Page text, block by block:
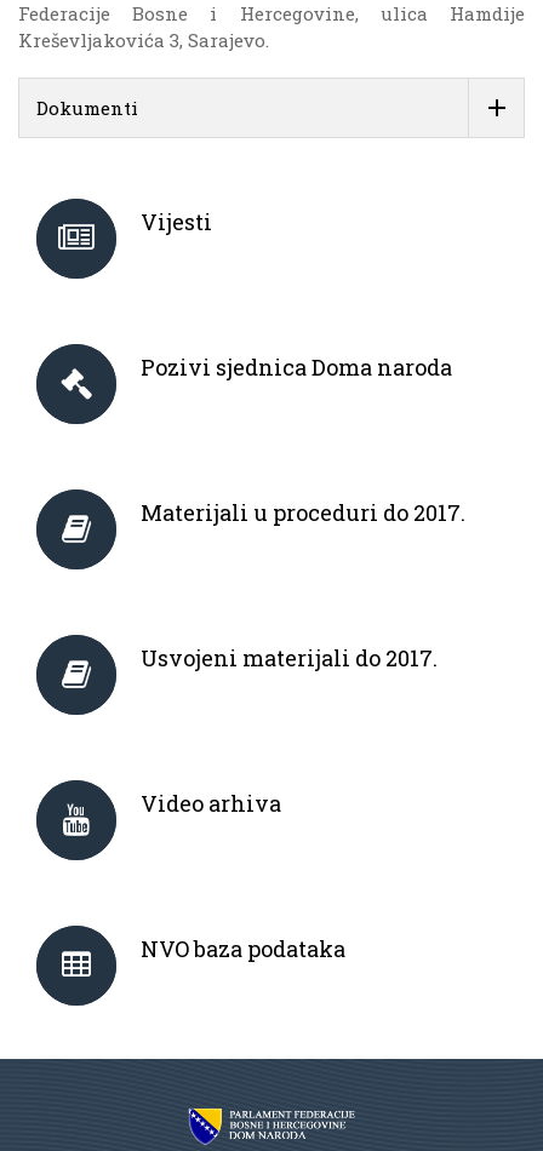
Federacije Bosne i Hercegovine, ulica Hamdije
Kreševljakovića 3, Sarajevo.
Dokumenti
Vijesti
Pozivi sjednica Doma naroda
Materijali u proceduri do 2017.
Usvojeni materijali do 2017.
Video arhiva
NVO baza podataka